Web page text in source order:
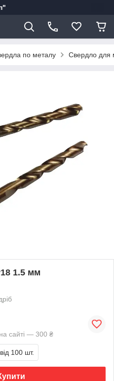
по металу Свердло для
1.5 мм
сайті — 300 ₴
від 100 шт.